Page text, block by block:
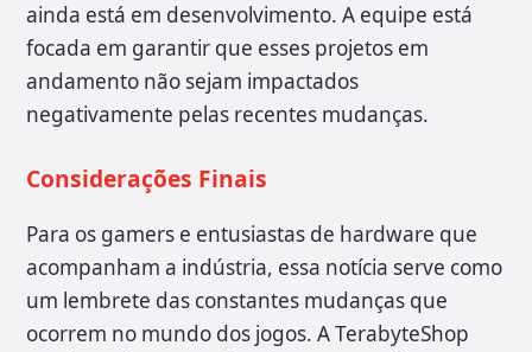
ainda está em desenvolvimento. A equipe está
focada em garantir que esses projetos em
andamento não sejam impactados
negativamente pelas recentes mudanças.
Considerações Finais
Para os gamers e entusiastas de hardware que
acompanham a indústria, essa notícia serve como
um lembrete das constantes mudanças que
ocorrem no mundo dos jogos. A TerabyteShop